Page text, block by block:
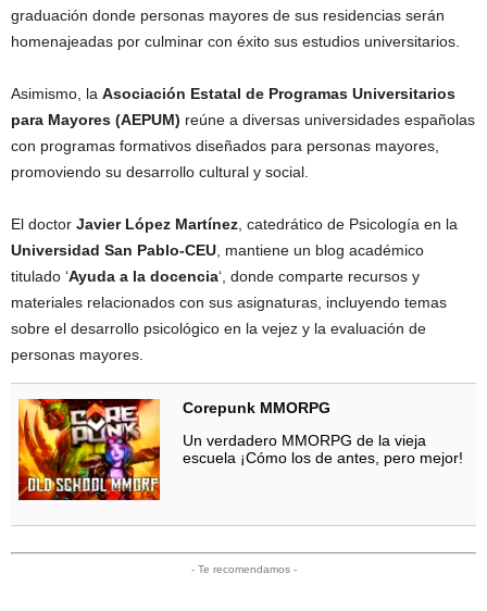
graduación donde personas mayores de sus residencias serán
homenajeadas por culminar con éxito sus estudios universitarios.
Asimismo, la Asociación Estatal de Programas Universitarios
para Mayores (AEPUM) reúne a diversas universidades españolas
con programas formativos diseñados para personas mayores,
promoviendo su desarrollo cultural y social.
El doctor Javier López Martínez, catedrático de Psicología en la
Universidad San Pablo-CEU, mantiene un blog académico
titulado ‘Ayuda a la docencia‘, donde comparte recursos y
materiales relacionados con sus asignaturas, incluyendo temas
sobre el desarrollo psicológico en la vejez y la evaluación de
personas mayores.
Corepunk MMORPG
Un verdadero MMORPG de la vieja
escuela ¡Cómo los de antes, pero mejor!
- Te recomendamos -